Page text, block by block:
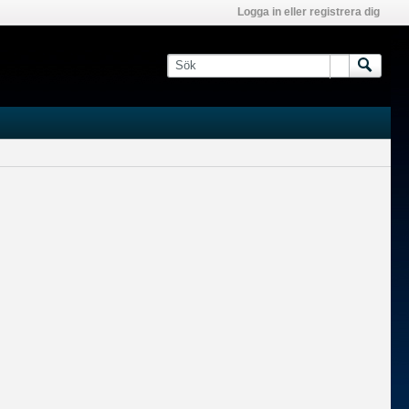
Logga in eller registrera dig